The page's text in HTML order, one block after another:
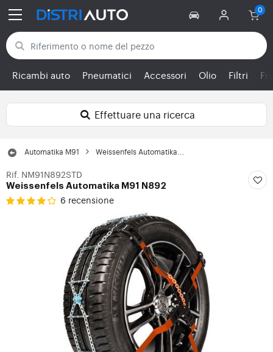
Torna alle categorie
Ricambi auto Pneumatici Accessori Olio Filtri
Effettuare una ricerca
Automatika M91 Weissenfels Automatika...
Rif. NM91N892STD
Weissenfels Automatika M91 N892
6 recensione